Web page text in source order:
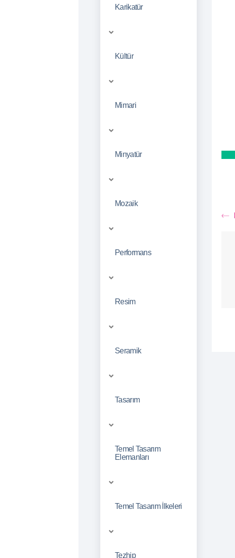
Karikatür
Kültür
Mimari
Minyatür
Mozaik
Performans
Resim
Seramik
Tasarım
Temel Tasarım
Elemanları
Temel Tasarım İlkeleri
Tezhip